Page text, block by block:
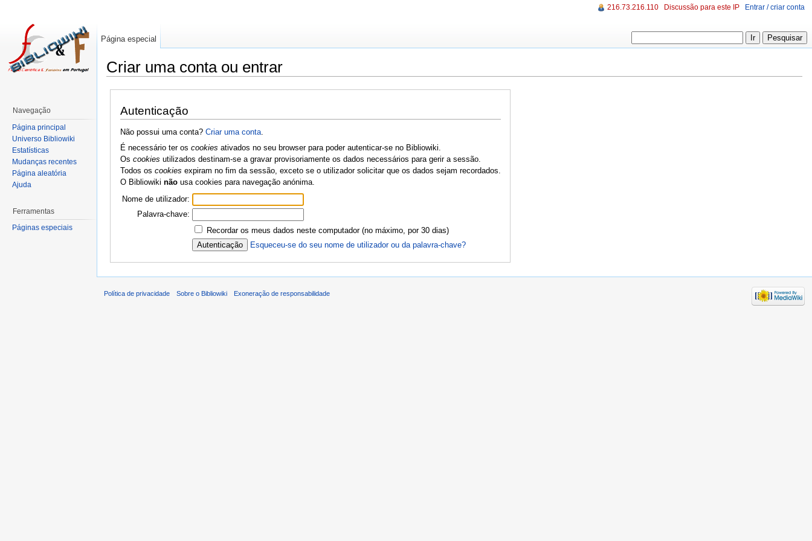
Criar uma conta ou entrar
Autenticação
Não possui uma conta? Criar uma conta.
É necessário ter os cookies ativados no seu browser para poder autenticar-se no Bibliowiki.
Os cookies utilizados destinam-se a gravar provisoriamente os dados necessários para gerir a sessão.
Todos os cookies expiram no fim da sessão, exceto se o utilizador solicitar que os dados sejam recordados.
O Bibliowiki nãousa cookies para navegação anónima.
Nome de utilizador:
Palavra-chave:
Recordar os meus dados neste computador (no máximo, por 30 dias)
Esqueceu-se do seu nome de utilizador ou da palavra-chave?
216.73.216.110 Discussão para este IP Entrar / criar conta
Página especial
Navegação
Página principal
Universo Bibliowiki
Estatísticas
Mudanças recentes
Página aleatória
Ajuda
Ferramentas
Páginas especiais
Política de privacidade Sobre o Bibliowiki Exoneração de responsabilidade